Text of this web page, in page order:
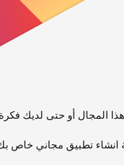
المجال أو حتى لديك
انشاء تطبيق مجاني خاص